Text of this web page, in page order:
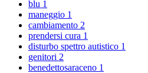
blu 1
maneggio 1
cambiamento 2
prendersi cura 1
disturbo spettro autistico 1
genitori 2
benedettosaraceno 1